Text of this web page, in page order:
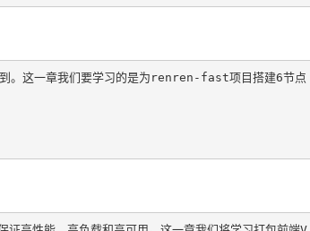
到。这一章我们要学习的是为renren-fast项目搭建6节点